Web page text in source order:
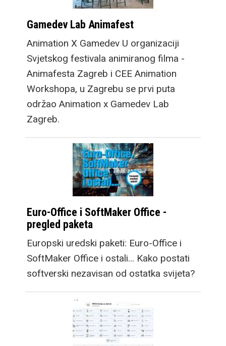
Gamedev Lab Animafest
Animation X Gamedev U organizaciji
Svjetskog festivala animiranog filma -
Animafesta Zagreb i CEE Animation
Workshopa, u Zagrebu se prvi puta
održao Animation x Gamedev Lab
Zagreb.
Euro-Office i SoftMaker Office -
pregled paketa
Europski uredski paketi: Euro-Office i
SoftMaker Office i ostali... Kako postati
softverski nezavisan od ostatka svijeta?